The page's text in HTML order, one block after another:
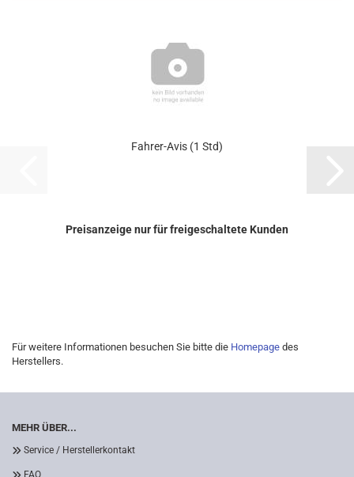
Fahrer-​​Avis (1 Std)
Preisanzeige nur für freigeschaltete Kunden
Für weitere Informationen besuchen Sie bitte die Homepage des
Herstellers.
MEHR ÜBER...
Service / Herstellerkontakt
FAQ